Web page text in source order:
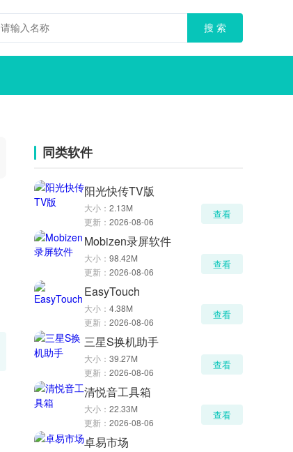
同类软件
阳光快传TV版
大小： 2.13M
更新： 2026-08-06
查看
Mobizen录屏软件
大小： 98.42M
更新： 2026-08-06
查看
EasyTouch
大小： 4.38M
更新： 2026-08-06
查看
三星S换机助手
大小： 39.27M
更新： 2026-08-06
查看
清悦音工具箱
大小： 22.33M
更新： 2026-08-06
查看
卓易市场